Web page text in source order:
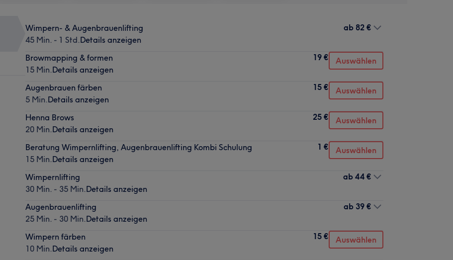
Wimpern- & Augenbrauenlifting
45 Min. - 1 Std.Details anzeigen
ab 82 €
Browmapping & formen
15 Min.Details anzeigen
19 € Auswählen
Augenbrauen färben
5 Min.Details anzeigen
15 € Auswählen
Henna Brows
20 Min.Details anzeigen
25 € Auswählen
Beratung Wimpernlifting, Augenbrauenlifting Kombi Schulung
15 Min.Details anzeigen
1 € Auswählen
Wimpernlifting
30 Min. - 35 Min.Details anzeigen
ab 44 €
Augenbrauenlifting
25 Min. - 30 Min.Details anzeigen
ab 39 €
Wimpern färben
10 Min.Details anzeigen
15 € Auswählen